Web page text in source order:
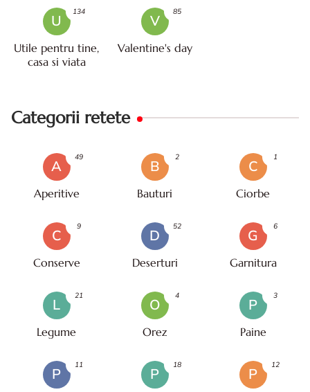
U
Utile pentru tine,
casa si viata
134
V
Valentine's day
85
Categorii retete
A
Aperitive
49
B
Bauturi
2
C
Ciorbe
1
C
Conserve
9
D
Deserturi
52
G
Garnitura
6
L
Legume
21
O
Orez
4
P
Paine
3
P
11
P
18
P
12